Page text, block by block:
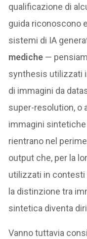
qualificazione di
guida riconoscono
sistemi di IA
mediche —
synthesis utilizzati
di immagini da
super-resolution, o
immagini
rientrano nel
output che, per la
utilizzati in contesti
la distinzione tra
sintetica diventa
Vanno tuttavia